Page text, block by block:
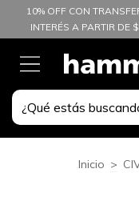
10% OFF CON
INTERÉS A PARTIR DE
Inicio >